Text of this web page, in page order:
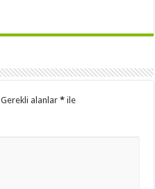
Gerekli alanlar* ile